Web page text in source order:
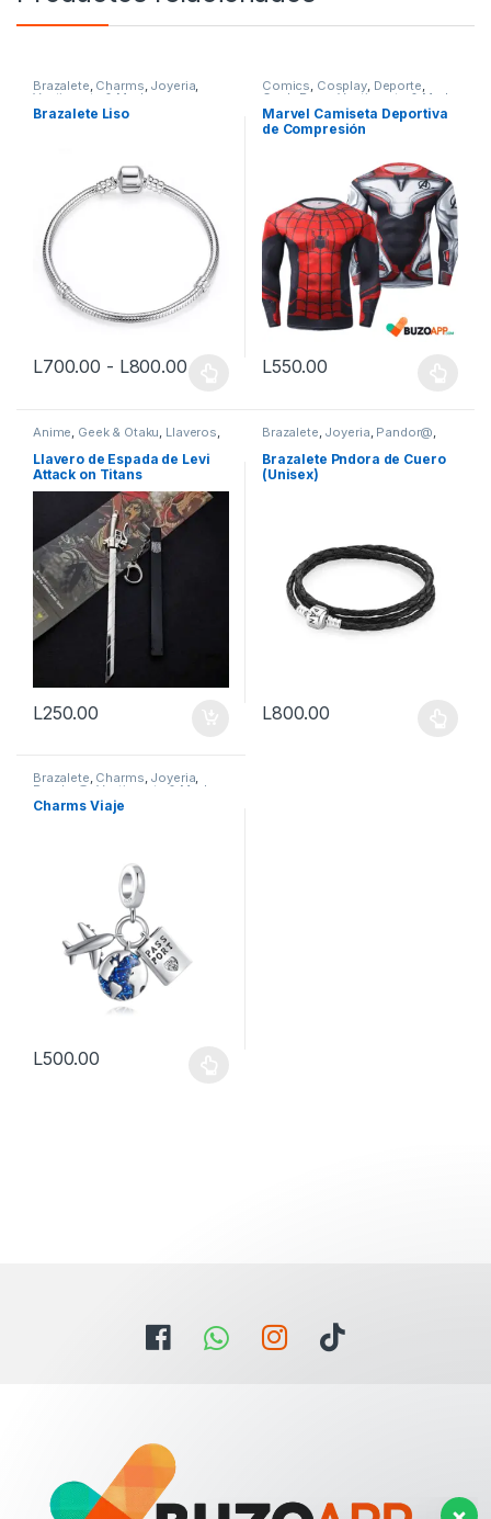
Brazalete, Charms, Joyeria,
Vestimenta & Moda
Brazalete Liso
L700.00 - L800.00Rango de precios: desde L700.00
Comics, Cosplay, Deporte,
Geek Ropa ,Vestimenta & Moda
Marvel Camiseta Deportiva
de Compresión
L550.00
Anime, Geek & Otaku, Llaveros,
, Vestimenta & Moda
Llavero de Espada de Levi
Attack on Titans
L250.00
Brazalete, Joyeria, Pandor@,
Vestimenta & Moda
Brazalete Pndora de Cuero
(Unisex)
L800.00
Brazalete, Charms, Joyeria,
Pandor@ Vestimenta & Moda
Charms Viaje
L500.00